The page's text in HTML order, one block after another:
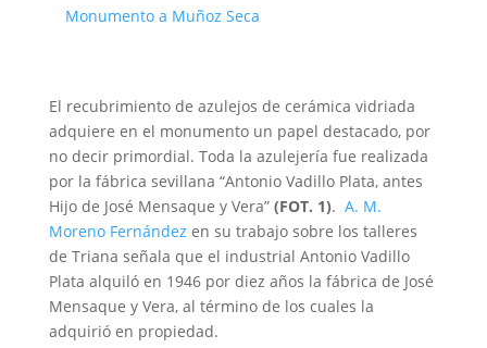
Monumento a Muñoz Seca
El recubrimiento de azulejos de cerámica vidriada
adquiere en el monumento un papel destacado, por
no decir primordial. Toda la azulejería fue realizada
por la fábrica sevillana “Antonio Vadillo Plata, antes
Hijo de José Mensaque y Vera”(FOT. 1). A. M.
Moreno Fernández en su trabajo sobre los talleres
de Triana señala que el industrial Antonio Vadillo
Plata alquiló en 1946 por diez años la fábrica de José
Mensaque y Vera, al término de los cuales la
adquirió en propiedad.